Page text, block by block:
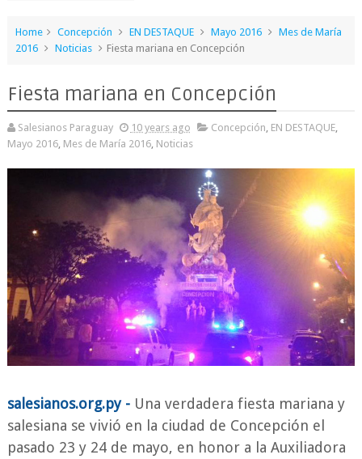
Home Concepción EN DESTAQUE Mayo 2016
Mes de María
2016
Noticias Fiesta mariana en Concepción
Fiesta mariana en Concepción
Salesianos Paraguay 10 years ago Concepción EN DESTAQUE,
Mayo 2016, Mes de María 2016, Noticias
salesianos.org.py - Una verdadera fiesta mariana y
salesiana se vivió en la ciudad de Concepción el
pasado 23 y 24 de mayo, en honor a la Auxiliadora